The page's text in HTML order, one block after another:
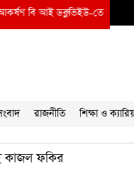
বি আই ডব্লুভিইউ-তে দুর্নীতির
রাজনীতি শিক্ষা ও
ফকির